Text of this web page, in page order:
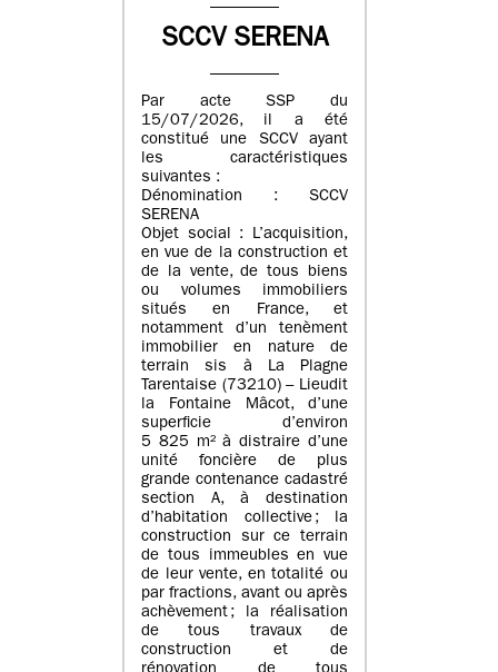
SCCV SERENA
Par acte SSP du
15/07/2026, il a été
constitué une SCCV ayant
les caractéristiques
suivantes :
Dénomination : SCCV
SERENA
Objet social : L’acquisition,
en vue de la construction et
de la vente, de tous biens
ou volumes immobiliers
situés en France, et
notamment d’un tenèment
immobilier en nature de
terrain sis à La Plagne
Tarentaise (73210) – Lieudit
la Fontaine Mâcot, d’une
superficie d’environ
5 825 m² à distraire d’une
unité foncière de plus
grande contenance cadastré
section A, à destination
d’habitation collective ; la
construction sur ce terrain
de tous immeubles en vue
de leur vente, en totalité ou
par fractions, avant ou après
achèvement ; la réalisation
de tous travaux de
construction et de